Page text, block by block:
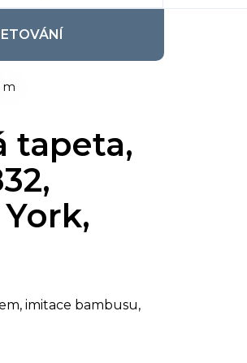
m
tapeta,
imitace bambusu,